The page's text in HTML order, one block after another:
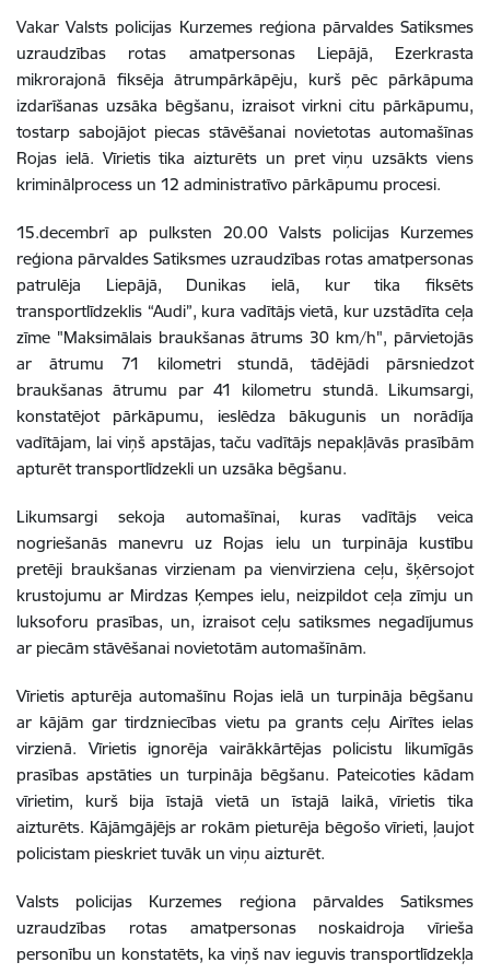
Vakar Valsts policijas Kurzemes reģiona pārvaldes Satiksmes
uzraudzības rotas amatpersonas Liepājā, Ezerkrasta
mikrorajonā fiksēja ātrumpārkāpēju, kurš pēc pārkāpuma
izdarīšanas uzsāka bēgšanu, izraisot virkni citu pārkāpumu,
tostarp sabojājot piecas stāvēšanai novietotas automašīnas
Rojas ielā. Vīrietis tika aizturēts un pret viņu uzsākts viens
kriminālprocess un 12 administratīvo pārkāpumu procesi.
15.decembrī ap pulksten 20.00 Valsts policijas Kurzemes
reģiona pārvaldes Satiksmes uzraudzības rotas amatpersonas
patrulēja Liepājā, Dunikas ielā, kur tika fiksēts
transportlīdzeklis “Audi”, kura vadītājs vietā, kur uzstādīta ceļa
zīme "Maksimālais braukšanas ātrums 30 km/h", pārvietojās
ar ātrumu 71 kilometri stundā, tādējādi pārsniedzot
braukšanas ātrumu par 41 kilometru stundā. Likumsargi,
konstatējot pārkāpumu, ieslēdza bākugunis un norādīja
vadītājam, lai viņš apstājas, taču vadītājs nepakļāvās prasībām
apturēt transportlīdzekli un uzsāka bēgšanu.
Likumsargi sekoja automašīnai, kuras vadītājs veica
nogriešanās manevru uz Rojas ielu un turpināja kustību
pretēji braukšanas virzienam pa vienvirziena ceļu, šķērsojot
krustojumu ar Mirdzas Ķempes ielu, neizpildot ceļa zīmju un
luksoforu prasības, un, izraisot ceļu satiksmes negadījumus
ar piecām stāvēšanai novietotām automašīnām.
Vīrietis apturēja automašīnu Rojas ielā un turpināja bēgšanu
ar kājām gar tirdzniecības vietu pa grants ceļu Airītes ielas
virzienā. Vīrietis ignorēja vairākkārtējas policistu likumīgās
prasības apstāties un turpināja bēgšanu. Pateicoties kādam
vīrietim, kurš bija īstajā vietā un īstajā laikā, vīrietis tika
aizturēts. Kājāmgājējs ar rokām pieturēja bēgošo vīrieti, ļaujot
policistam pieskriet tuvāk un viņu aizturēt.
Valsts policijas Kurzemes reģiona pārvaldes Satiksmes
uzraudzības rotas amatpersonas noskaidroja vīrieša
personību un konstatēts, ka viņš nav ieguvis transportlīdzekļa